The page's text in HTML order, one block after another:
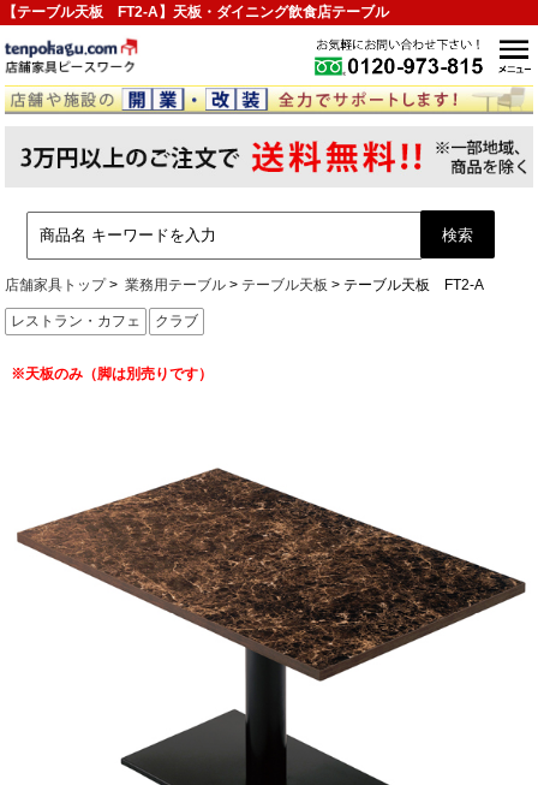
【テーブル天板 FT2-A】天板・ダイニング飲食店テーブル
店舗家具トップ 業務用テーブル テーブル天板 テーブル天板 FT2-A
レストラン・カフェ クラブ
※天板のみ（脚は別売りです）